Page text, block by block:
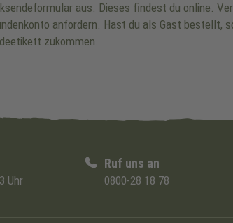
aus. Dieses findest du online.
anfordern. Hast du als Gast bestellt,
zukommen.
Uhr
Ruf uns an
0800-28 18 78